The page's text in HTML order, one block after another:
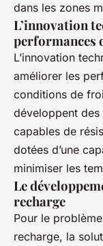
dans les zones
L’innovation
performances
L’innovation
améliorer les
conditions de
développent
capables de
dotées d’une
minimiser les
Le
recharge
Pour le
recharge, la